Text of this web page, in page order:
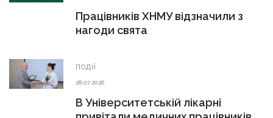
Працівників ХНМУ відзначили з
нагоди свята
ПОДІЇ
28.07.2026
В Університетській лікарні